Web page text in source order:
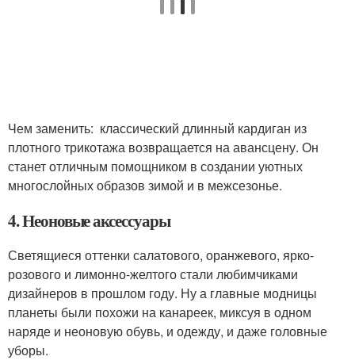
Чем заменить: классический длинный кардиган из
плотного трикотажа возвращается на авансцену. Он
станет отличным помощником в создании уютных
многослойных образов зимой и в межсезонье.
4. Неоновые аксессуары
Светящиеся оттенки салатового, оранжевого, ярко-
розового и лимонно-желтого стали любимчиками
дизайнеров в прошлом году. Ну а главные модницы
планеты были похожи на канареек, миксуя в одном
наряде и неоновую обувь, и одежду, и даже головные
уборы.